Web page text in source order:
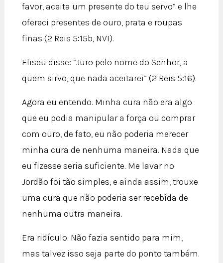
favor, aceita um presente do teu servo” e lhe
ofereci presentes de ouro, prata e roupas
finas (2 Reis 5:15b, NVI).
Eliseu disse: “Juro pelo nome do Senhor, a
quem sirvo, que nada aceitarei” (2 Reis 5:16).
Agora eu entendo. Minha cura não era algo
que eu podia manipular a força ou comprar
com ouro, de fato, eu não poderia merecer
minha cura de nenhuma maneira. Nada que
eu fizesse seria suficiente. Me lavar no
Jordão foi tão simples, e ainda assim, trouxe
uma cura que não poderia ser recebida de
nenhuma outra maneira.
Era ridículo. Não fazia sentido para mim,
mas talvez isso seja parte do ponto também.